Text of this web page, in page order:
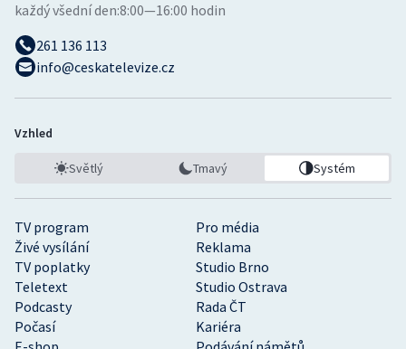
TV program
Pro média
Živé vysílání
Reklama
TV poplatky
Studio Brno
Teletext
Studio Ostrava
Podcasty
Rada ČT
Počasí
Kariéra
každý všední den:8:00—16:00 hodin
261 136 113
info@ceskatelevize.cz
Vzhled
Světlý Tmavý Systém